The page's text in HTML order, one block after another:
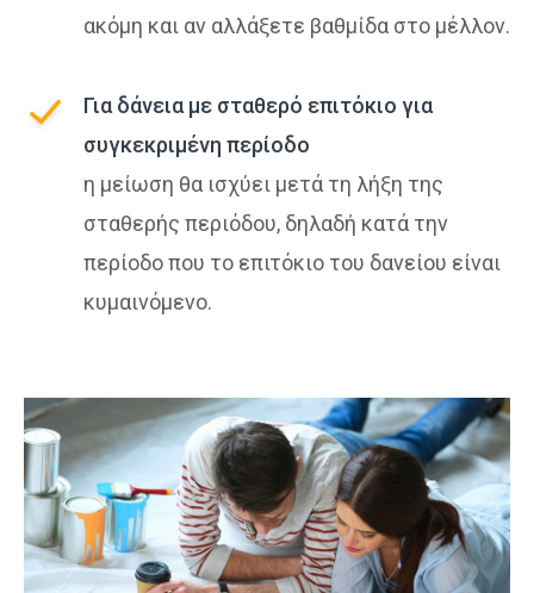
ακόμη και αν αλλάξετε βαθμίδα στο μέλλον.
Για δάνεια με σταθερό επιτόκιο για
συγκεκριμένη περίοδο
η μείωση θα ισχύει μετά τη λήξη της
σταθερής περιόδου, δηλαδή κατά την
περίοδο που το επιτόκιο του δανείου είναι
κυμαινόμενο.